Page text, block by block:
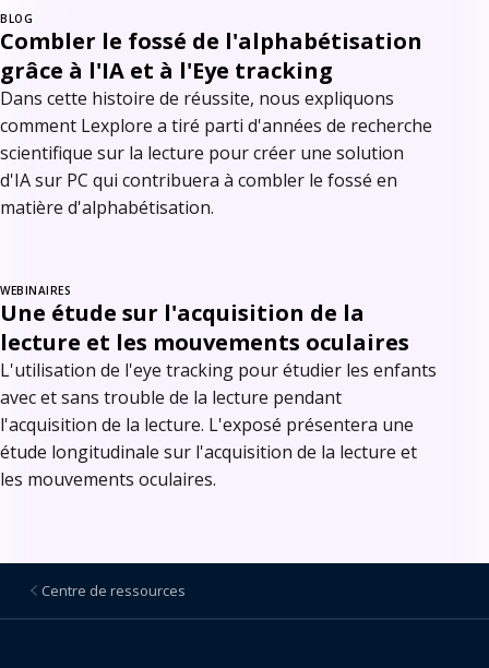
BLOG
Combler le fossé de l'alphabétisation
grâce à l'IA et à l'Eye tracking
Dans cette histoire de réussite, nous expliquons
comment Lexplore a tiré parti d'années de recherche
scientifique sur la lecture pour créer une solution
d'IA sur PC qui contribuera à combler le fossé en
matière d'alphabétisation.
WEBINAIRES
Une étude sur l'acquisition de la
lecture et les mouvements oculaires
L'utilisation de l'eye tracking pour étudier les enfants
avec et sans trouble de la lecture pendant
l'acquisition de la lecture. L'exposé présentera une
étude longitudinale sur l'acquisition de la lecture et
les mouvements oculaires.
Centre de ressources